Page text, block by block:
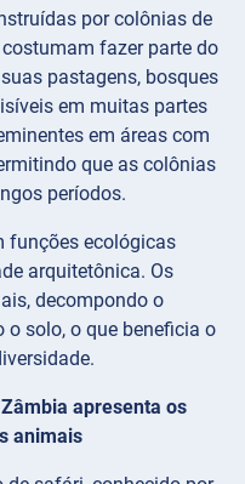
por colônias de
fazer parte do
pastagens, bosques
em muitas partes
em áreas com
que as colônias
períodos.
funções ecológicas
arquitetônica. Os
decompondo o
o solo, o que beneficia o
apresenta os
animais